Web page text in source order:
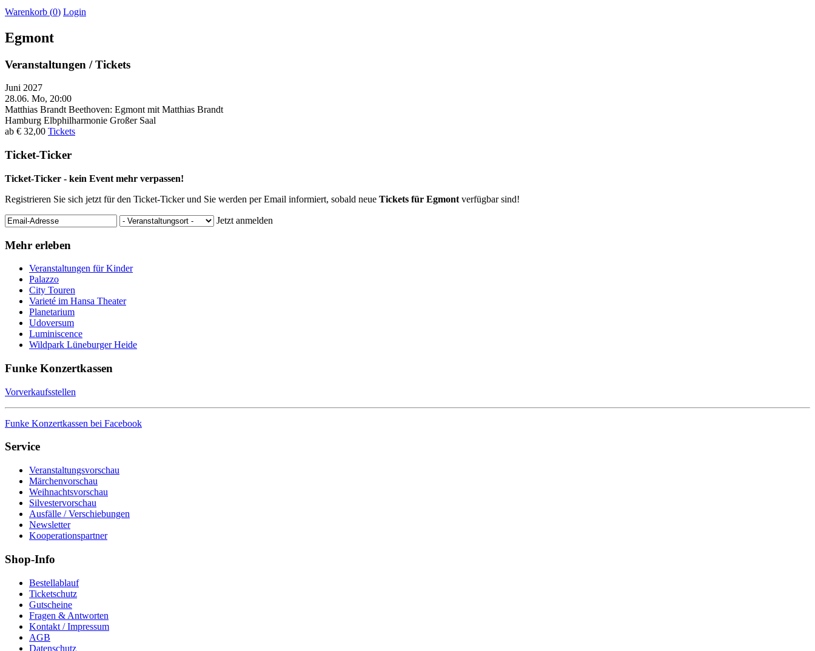
Warenkorb (0) Login
Egmont
Veranstaltungen / Tickets
Juni 2027
28.06. Mo, 20:00
Matthias Brandt Beethoven: Egmont mit Matthias Brandt
Hamburg Elbphilharmonie Großer Saal
ab € 32,00 Tickets
Ticket-Ticker
Ticket-Ticker - kein Event mehr verpassen!
Registrieren Sie sich jetzt für den Ticket-Ticker und Sie werden per Email informiert, sobald neue Tickets für Egmont verfügbar sind!
Jetzt anmelden
Mehr erleben
Veranstaltungen für Kinder
Palazzo
City Touren
Varieté im Hansa Theater
Planetarium
Udoversum
Luminiscence
Wildpark Lüneburger Heide
Funke Konzertkassen
Vorverkaufsstellen
Funke Konzertkassen bei Facebook
Service
Veranstaltungsvorschau
Märchenvorschau
Weihnachtsvorschau
Silvestervorschau
Ausfälle / Verschiebungen
Newsletter
Kooperationspartner
Shop-Info
Bestellablauf
Ticketschutz
Gutscheine
Fragen & Antworten
Kontakt / Impressum
AGB
Datenschutz